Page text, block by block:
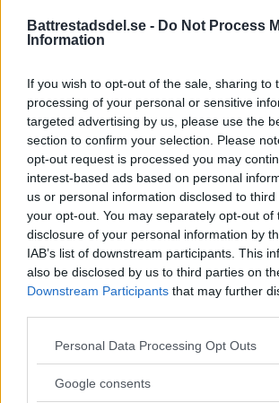
Battrestadsdel.se - Do Not Process
Information
If you wish to opt-out of the sale, sharing to
processing of your personal or sensitive
targeted advertising by us, please use the
section to confirm your selection. Please
opt-out request is processed you may
interest-based ads based on personal
us or personal information disclosed to
your opt-out. You may separately opt-out of
disclosure of your personal information by
IAB’s list of downstream participants. This
also be disclosed by us to third parties on
Downstream Participants that may further
Please note that this website/app uses one
not limited to your visit or usage behaviour.
Personal Data Processing Opt Outs
Google consents
På söndagsmorgonen följde
på Långsjön […]
Bråk på idrottsplats
män till sjukhus
På lördagseftermiddagen
personer i Sätra med […]
Debatt: C: Så
Strandvägen till en
DEBATT. Strandvägen är i dag